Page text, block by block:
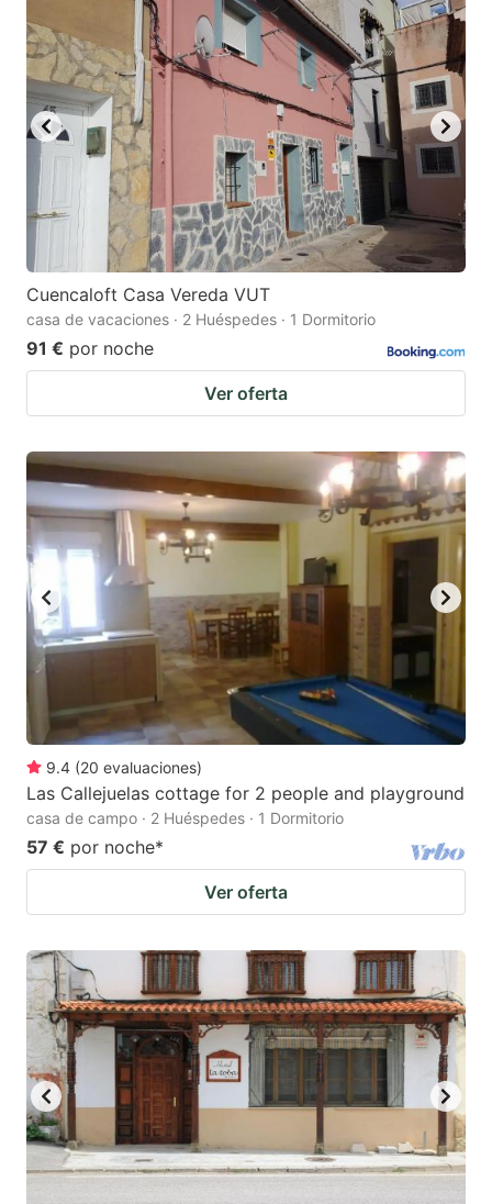
Cuencaloft Casa Vereda VUT
casa de vacaciones · 2 Huéspedes · 1 Dormitorio
91 € por noche
Ver oferta
9.4 (20 evaluaciones)
Las Callejuelas cottage for 2 people and playground
casa de campo · 2 Huéspedes · 1 Dormitorio
57 € por noche*
Ver oferta